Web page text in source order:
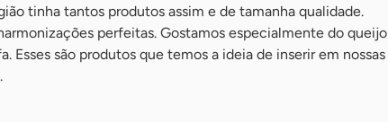
tinha tantos produtos assim e de tamanha qualidade.
perfeitas. Gostamos especialmente do queijo
Esses são produtos que temos a ideia de inserir em nossas